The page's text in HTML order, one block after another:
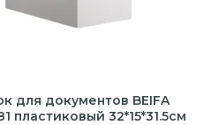
для документов BEIFA
пластиковый 32*15*31.5см